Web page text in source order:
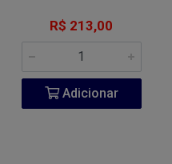
R$ 213,00
Adicionar